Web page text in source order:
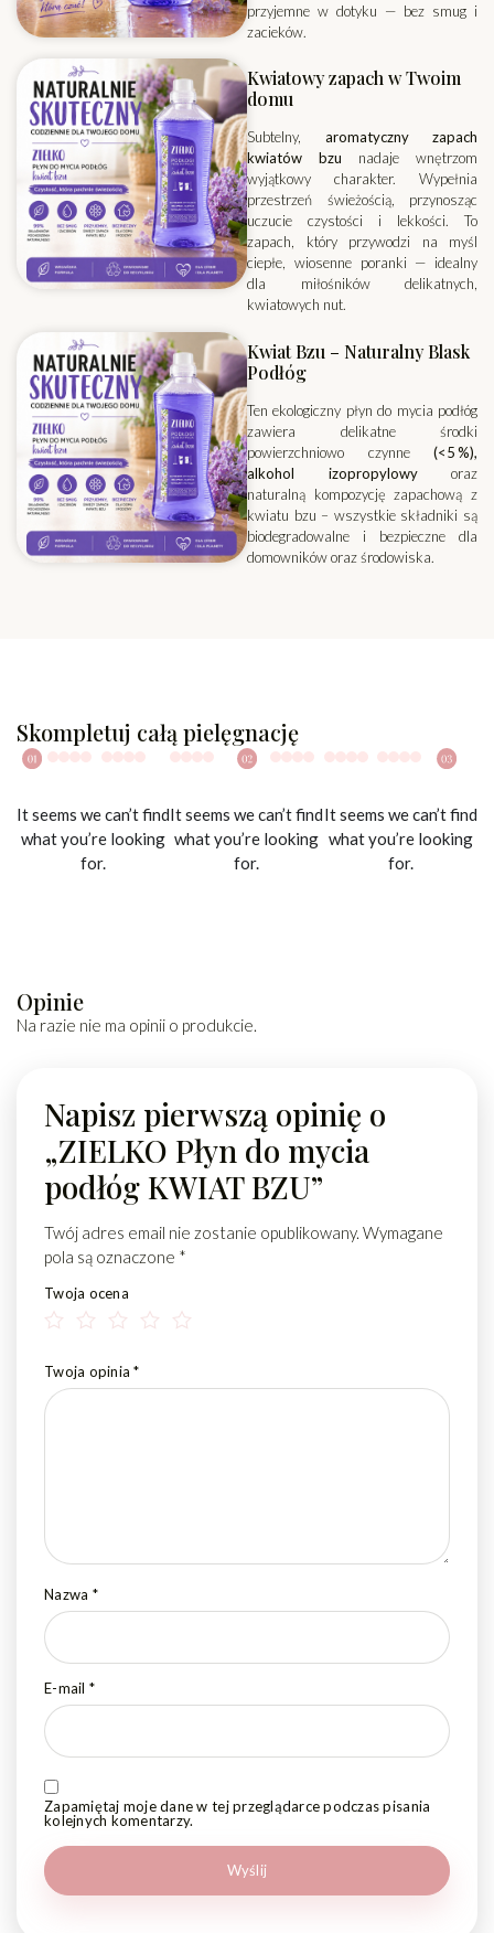
przyjemne w dotyku — bez smug i
zacieków.
Kwiatowy zapach w Twoim
domu
Subtelny, aromatyczny zapach
kwiatów bzu nadaje wnętrzom
wyjątkowy charakter. Wypełnia
przestrzeń świeżością, przynosząc
uczucie czystości i lekkości. To
zapach, który przywodzi na myśl
ciepłe, wiosenne poranki — idealny
dla miłośników delikatnych,
kwiatowych nut.
Kwiat Bzu – Naturalny Blask
Podłóg
Ten ekologiczny płyn do mycia podłóg
zawiera delikatne środki
powierzchniowo czynne (<5 %),
alkohol izopropylowyoraz
naturalną kompozycję zapachową z
kwiatu bzu – wszystkie składniki są
biodegradowalne i bezpieczne dla
domowników oraz środowiska.
Skompletuj całą pielęgnację
It seems we can’t find
what you’re looking
for.
It seems we can’t find
what you’re looking
for.
It seems we can’t find
what you’re looking
for.
Opinie
Na razie nie ma opinii o produkcie.
Napisz pierwszą opinię o
„ZIELKO Płyn do mycia
podłóg KWIAT BZU”
Twój adres email nie zostanie opublikowany. Wymagane
pola są oznaczone *
Twoja ocena
Twoja opinia*
Nazwa *
E-mail *
Zapamiętaj moje dane w tej przeglądarce podczas pisania
kolejnych komentarzy.